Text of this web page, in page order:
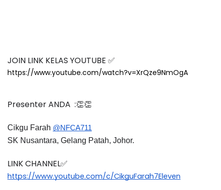
JOIN LINK KELAS YOUTUBE ✅
https://www.youtube.com/watch?v=XrQze9NmOgA
Presenter ANDA  :👏👏
Cikgu Farah @NFCA711
SK Nusantara, Gelang Patah, Johor.
LINK CHANNEL✅
https://www.youtube.com/c/CikguFarah7Eleven